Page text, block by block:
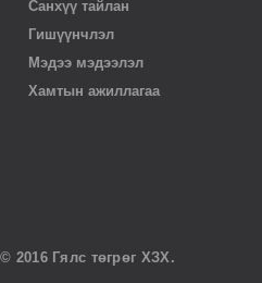
Санхүү тайлан
Гишүүнчлэл
Мэдээ мэдээлэл
Хамтын ажиллагаа
2016 Гялс төгрөг ХЗХ.